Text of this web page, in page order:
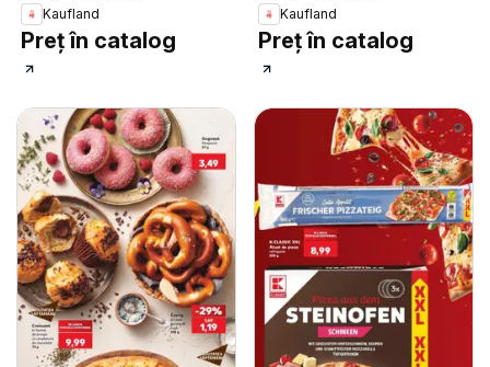
Kaufland
Preț în catalog
Kaufland
Preț în catalog